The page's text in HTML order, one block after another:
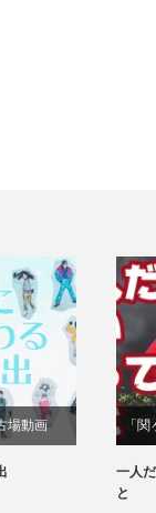
場動画 「
一人
と